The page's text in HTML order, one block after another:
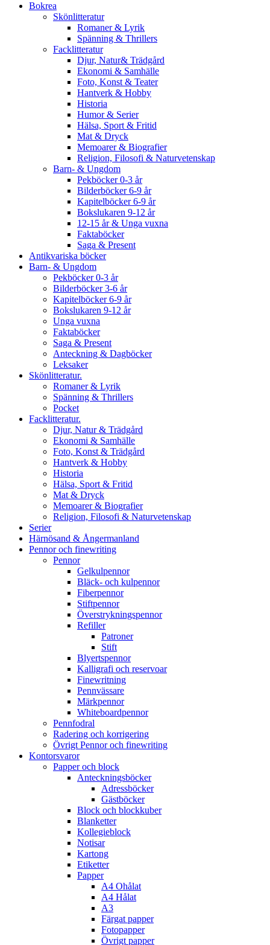
Bokrea
Skönlitteratur
Romaner & Lyrik
Spänning & Thrillers
Facklitteratur
Djur, Natur& Trädgård
Ekonomi & Samhälle
Foto, Konst & Teater
Hantverk & Hobby
Historia
Humor & Serier
Hälsa, Sport & Fritid
Mat & Dryck
Memoarer & Biografier
Religion, Filosofi & Naturvetenskap
Barn- & Ungdom
Pekböcker 0-3 år
Bilderböcker 6-9 år
Kapitelböcker 6-9 år
Bokslukaren 9-12 år
12-15 år & Unga vuxna
Faktaböcker
Saga & Present
Antikvariska böcker
Barn- & Ungdom
Pekböcker 0-3 år
Bilderböcker 3-6 år
Kapitelböcker 6-9 år
Bokslukaren 9-12 år
Unga vuxna
Faktaböcker
Saga & Present
Anteckning & Dagböcker
Leksaker
Skönlitteratur.
Romaner & Lyrik
Spänning & Thrillers
Pocket
Facklitteratur.
Djur, Natur & Trädgård
Ekonomi & Samhälle
Foto, Konst & Trädgård
Hantverk & Hobby
Historia
Hälsa, Sport & Fritid
Mat & Dryck
Memoarer & Biografier
Religion, Filosofi & Naturvetenskap
Serier
Härnösand & Ångermanland
Pennor och finewriting
Pennor
Gelkulpennor
Bläck- och kulpennor
Fiberpennor
Stiftpennor
Överstrykningspennor
Refiller
Patroner
Stift
Blyertspennor
Kalligrafi och reservoar
Finewritning
Pennvässare
Märkpennor
Whiteboardpennor
Pennfodral
Radering och korrigering
Övrigt Pennor och finewriting
Kontorsvaror
Papper och block
Anteckningsböcker
Adressböcker
Gästböcker
Block och blockkuber
Blanketter
Kollegieblock
Notisar
Kartong
Etiketter
Papper
A4 Ohålat
A4 Hålat
A3
Färgat papper
Fotopapper
Övrigt papper